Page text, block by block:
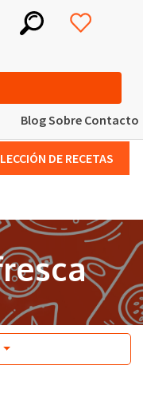
BlogSobre Contacto
DE RECETAS